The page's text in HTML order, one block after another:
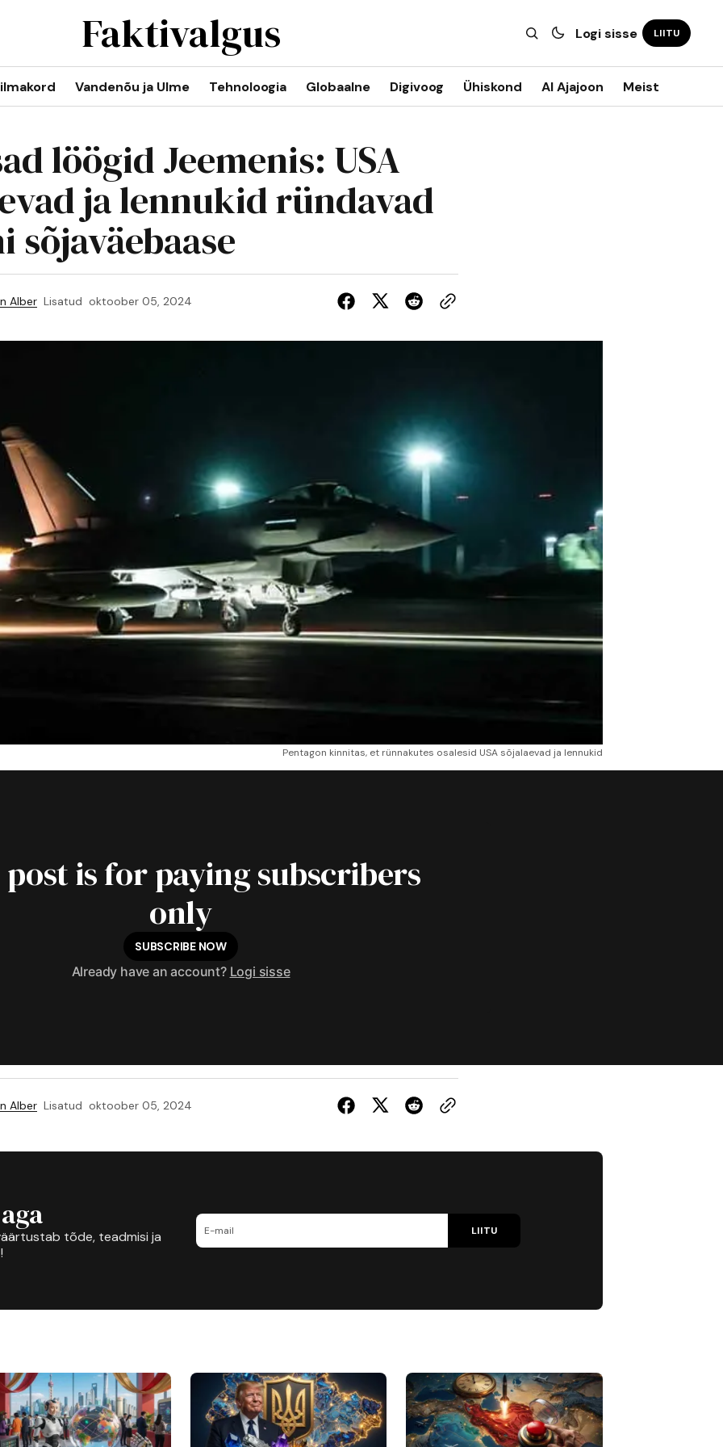
Faktivalgus Logi sisse LIITU
Vandenõu ja Ulme Tehnoloogia Globaalne Digivoog Ühiskond AI Ajajoon Meist
löögid Jeemenis: USA
ja lennukid ründavad
sõjaväebaase
Alber Lisatud oktoober 05, 2024
Pentagon kinnitas, et rünnakutes osalesid USA sõjalaevad ja lennukid
is for paying subscribers
only
SUBSCRIBE NOW
Already have an account? Logi sisse
Alber Lisatud oktoober 05, 2024
tõde, teadmisi ja
LIITU